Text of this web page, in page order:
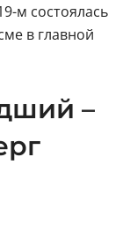
м состоялась
в главной
–